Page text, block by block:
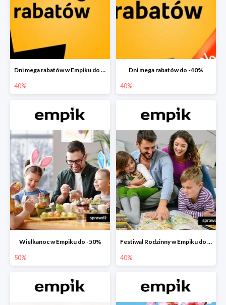
Dni mega rabatów w Empiku do -40%
40%
Dni mega rabatów do -40%
40%
Wielkanoc w Empiku do -50%
50%
Festiwal Rodzinny w Empiku do -40%
40%